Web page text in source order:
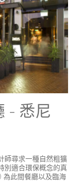
- 悉尼
師尋求一種自然粗獷
別適合環保概念的真
為此間餐廳以及臨海